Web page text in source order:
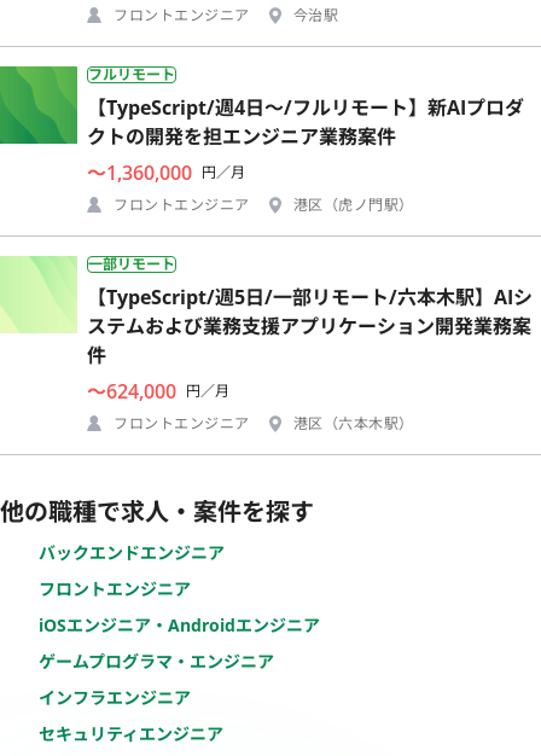
フロントエンジニア
今治駅
フルリモート
【TypeScript/週4日〜/フルリモート】新AIプロダ
クトの開発を担エンジニア業務案件
〜1,360,000 円／月
フロントエンジニア
港区（虎ノ門駅）
一部リモート
【TypeScript/週5日/一部リモート/六本木駅】AIシ
ステムおよび業務支援アプリケーション開発業務案
件
〜624,000 円／月
フロントエンジニア
港区（六本木駅）
他の職種で求人・案件を探す
バックエンドエンジニア
フロントエンジニア
iOSエンジニア・Androidエンジニア
ゲームプログラマ・エンジニア
インフラエンジニア
セキュリティエンジニア